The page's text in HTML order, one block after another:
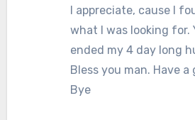
I appreciate, cause I
what I was looking for.
ended my 4 day long
Bless you man. Have a
Bye